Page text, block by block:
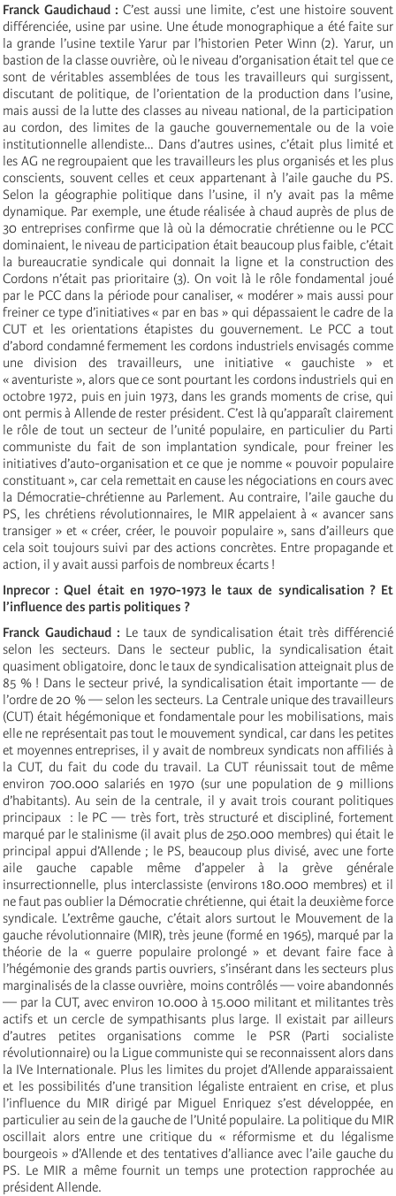
Franck Gaudichaud : C’est aussi une limite, c’est une histoire souvent
différenciée, usine par usine. Une étude monographique a été faite sur
la grande l’usine textile Yarur par l’historien Peter Winn (2). Yarur, un
bastion de la classe ouvrière, où le niveau d’organisation était tel que ce
sont de véritables assemblées de tous les travailleurs qui surgissent,
discutant de politique, de l’orientation de la production dans l’usine,
mais aussi de la lutte des classes au niveau national, de la participation
au cordon, des limites de la gauche gouvernementale ou de la voie
institutionnelle allendiste… Dans d’autres usines, c’était plus limité et
les AG ne regroupaient que les travailleurs les plus organisés et les plus
conscients, souvent celles et ceux appartenant à l’aile gauche du PS.
Selon la géographie politique dans l’usine, il n’y avait pas la même
dynamique. Par exemple, une étude réalisée à chaud auprès de plus de
30 entreprises confirme que là où la démocratie chrétienne ou le PCC
dominaient, le niveau de participation était beaucoup plus faible, c’était
la bureaucratie syndicale qui donnait la ligne et la construction des
Cordons n’était pas prioritaire (3). On voit là le rôle fondamental joué
par le PCC dans la période pour canaliser, « modérer » mais aussi pour
freiner ce type d’initiatives « par en bas » qui dépassaient le cadre de la
CUT et les orientations étapistes du gouvernement. Le PCC a tout
d’abord condamné fermement les cordons industriels envisagés comme
une division des travailleurs, une initiative « gauchiste » et
« aventuriste », alors que ce sont pourtant les cordons industriels qui en
octobre 1972, puis en juin 1973, dans les grands moments de crise, qui
ont permis à Allende de rester président. C’est là qu’apparaît clairement
le rôle de tout un secteur de l’unité populaire, en particulier du Parti
communiste du fait de son implantation syndicale, pour freiner les
initiatives d’auto-organisation et ce que je nomme « pouvoir populaire
constituant », car cela remettait en cause les négociations en cours avec
la Démocratie-chrétienne au Parlement. Au contraire, l’aile gauche du
PS, les chrétiens révolutionnaires, le MIR appelaient à « avancer sans
transiger » et « créer, créer, le pouvoir populaire », sans d’ailleurs que
cela soit toujours suivi par des actions concrètes. Entre propagande et
action, il y avait aussi parfois de nombreux écarts !
Inprecor : Quel était en 1970-1973 le taux de syndicalisation ? Et
l’influence des partis politiques ?
Franck Gaudichaud : Le taux de syndicalisation était très différencié
selon les secteurs. Dans le secteur public, la syndicalisation était
quasiment obligatoire, donc le taux de syndicalisation atteignait plus de
85 % ! Dans le secteur privé, la syndicalisation était importante — de
l’ordre de 20 % — selon les secteurs. La Centrale unique des travailleurs
(CUT) était hégémonique et fondamentale pour les mobilisations, mais
elle ne représentait pas tout le mouvement syndical, car dans les petites
et moyennes entreprises, il y avait de nombreux syndicats non affiliés à
la CUT, du fait du code du travail. La CUT réunissait tout de même
environ 700.000 salariés en 1970 (sur une population de 9 millions
d’habitants). Au sein de la centrale, il y avait trois courant politiques
principaux : le PC — très fort, très structuré et discipliné, fortement
marqué par le stalinisme (il avait plus de 250.000 membres) qui était le
principal appui d’Allende ; le PS, beaucoup plus divisé, avec une forte
aile gauche capable même d’appeler à la grève générale
insurrectionnelle, plus interclassiste (environs 180.000 membres) et il
ne faut pas oublier la Démocratie chrétienne, qui était la deuxième force
syndicale. L’extrême gauche, c’était alors surtout le Mouvement de la
gauche révolutionnaire (MIR), très jeune (formé en 1965), marqué par la
théorie de la « guerre populaire prolongé » et devant faire face à
l’hégémonie des grands partis ouvriers, s’insérant dans les secteurs plus
marginalisés de la classe ouvrière, moins contrôlés — voire abandonnés
— par la CUT, avec environ 10.000 à 15.000 militant et militantes très
actifs et un cercle de sympathisants plus large. Il existait par ailleurs
d’autres petites organisations comme le PSR (Parti socialiste
révolutionnaire) ou la Ligue communiste qui se reconnaissent alors dans
la IVe Internationale. Plus les limites du projet d’Allende apparaissaient
et les possibilités d’une transition légaliste entraient en crise, et plus
l’influence du MIR dirigé par Miguel Enriquez s’est développée, en
particulier au sein de la gauche de l’Unité populaire. La politique du MIR
oscillait alors entre une critique du « réformisme et du légalisme
bourgeois » d’Allende et des tentatives d’alliance avec l’aile gauche du
PS. Le MIR a même fournit un temps une protection rapprochée au
président Allende.